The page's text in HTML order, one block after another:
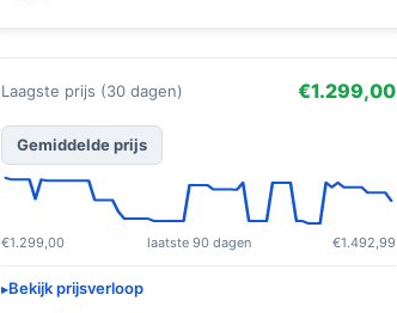
Laagste prijs (30 dagen) €1.299,00
Gemiddelde prijs
€1.299,00 laatste 90 dagen €1.492,99
Bekijk prijsverloop